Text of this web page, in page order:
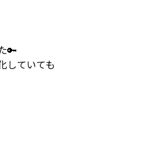
🔑
していても